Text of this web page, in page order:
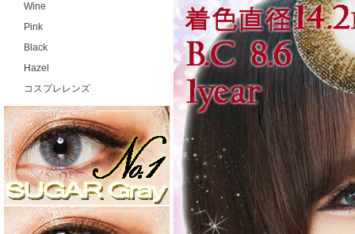
Wine
Pink
Black
Hazel
コスプレレンズ